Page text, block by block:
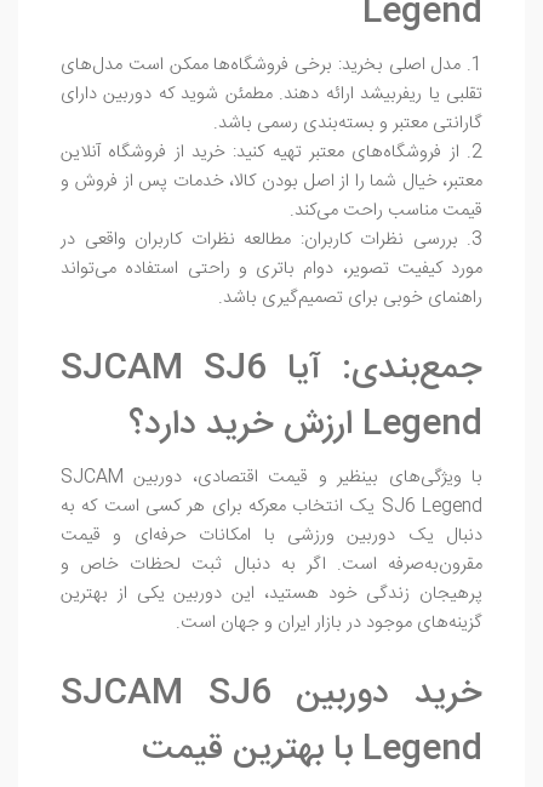
Legend
1. مدل اصلی بخرید: برخی فروشگاه‌ها ممکن است مدل‌های
تقلبی یا ریفربیشد ارائه دهند. مطمئن شوید که دوربین دارای
گارانتی معتبر و بسته‌بندی رسمی باشد.
2. از فروشگاه‌های معتبر تهیه کنید: خرید از فروشگاه آنلاین
معتبر، خیال شما را از اصل بودن کالا، خدمات پس از فروش و
قیمت مناسب راحت می‌کند.
3. بررسی نظرات کاربران: مطالعه نظرات کاربران واقعی در
مورد کیفیت تصویر، دوام باتری و راحتی استفاده می‌تواند
راهنمای خوبی برای تصمیم‌گیری باشد.
جمع‌بندی: آیا SJCAM SJ6
Legend ارزش خرید دارد؟
با ویژگی‌های بینظیر و قیمت اقتصادی، دوربین SJCAM
SJ6 Legend یک انتخاب معرکه برای هر کسی است که به
دنبال یک دوربین ورزشی با امکانات حرفه‌ای و قیمت
مقرون‌به‌صرفه است. اگر به دنبال ثبت لحظات خاص و
پرهیجان زندگی خود هستید، این دوربین یکی از بهترین
گزینه‌های موجود در بازار ایران و جهان است.
خرید دوربین SJCAM SJ6
Legend با بهترین قیمت